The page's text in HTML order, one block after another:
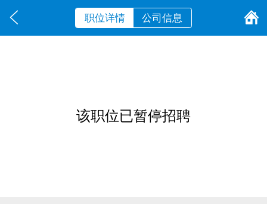
职位详情 公司信息
该职位已暂停招聘